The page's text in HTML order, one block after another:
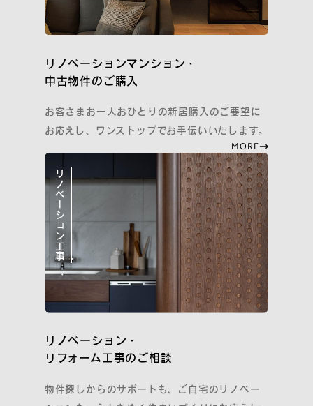
リノベーションマンション・
中古物件のご購入
お客さまお一人おひとりの新居購入のご要望に
お応えし、ワンストップでお手伝いいたします。
MORE
リノベーション工事
リノベーション・
リフォーム工事のご相談
物件探しからのサポートも、ご自宅のリノベー